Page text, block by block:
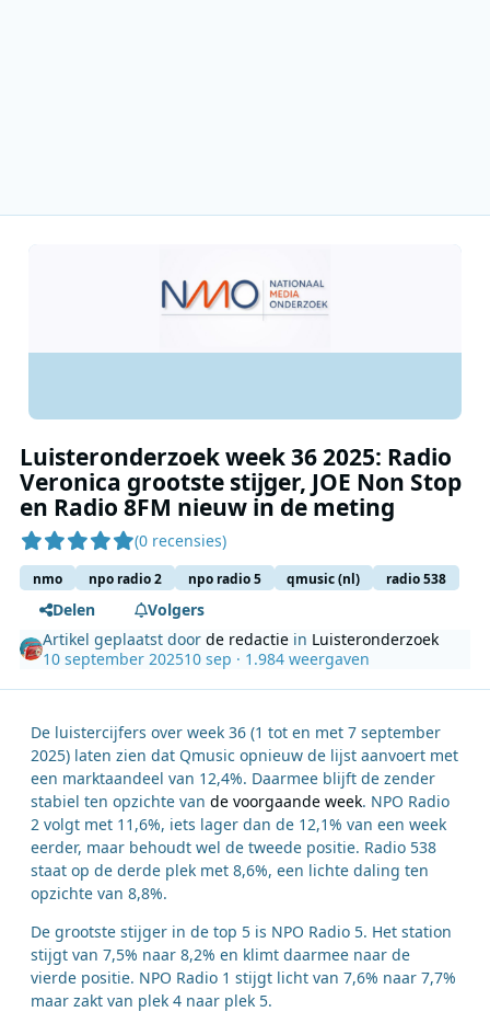
Luisteronderzoek week 36 2025: Radio
Veronica grootste stijger, JOE Non Stop
en Radio 8FM nieuw in de meting
(0 recensies)
nmo npo radio 2 npo radio 5 qmusic (nl) radio 538
Delen
Volgers
Artikel geplaatst doorde redactie in Luisteronderzoek
10 september 202510 sep · 1.984 weergaven
De luistercijfers over week 36 (1 tot en met 7 september
2025) laten zien dat Qmusic opnieuw de lijst aanvoert met
een marktaandeel van 12,4%. Daarmee blijft de zender
stabiel ten opzichte van de voorgaande week. NPO Radio
2 volgt met 11,6%, iets lager dan de 12,1% van een week
eerder, maar behoudt wel de tweede positie. Radio 538
staat op de derde plek met 8,6%, een lichte daling ten
opzichte van 8,8%.
De grootste stijger in de top 5 is NPO Radio 5. Het station
stijgt van 7,5% naar 8,2% en klimt daarmee naar de
vierde positie. NPO Radio 1 stijgt licht van 7,6% naar 7,7%
maar zakt van plek 4 naar plek 5.